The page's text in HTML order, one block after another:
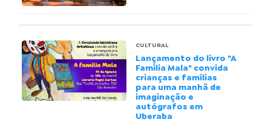
CULTURAL
Lançamento do livro "A
Família Mala" convida
crianças e famílias
para uma manhã de
imaginação e
autógrafos em
Uberaba